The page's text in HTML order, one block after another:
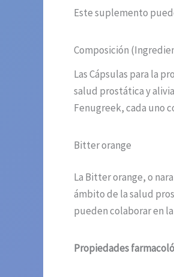
Este suplemento
Composición
Las Cápsulas para la
salud prostática y
Fenugreek, cada uno
Bitter orange
La Bitter orange, o
ámbito de la salud
pueden colaborar en
Propiedades